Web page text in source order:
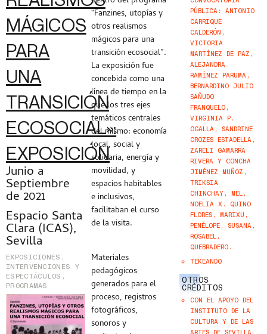
MÁGICOS
PARA
UNA
TRANSICIÓN
ECOSOCIAL»:
EXPOSICIÓN
Junio a
Septiembre
de 2021
Espacio Santa
Clara (ICAS),
Sevilla
EXPOSICIONES,
INTERVENCIONES Y
ESPECTÁCULOS ,
PROGRAMAS
“Fanzines, utopías y
otros realismos
mágicos para una
transición ecosocial”.
La exposición fue
concebida como una
línea de tiempo en la
que los tres ejes
temáticos centrales
del mismo: economía
local, social y
solidaria, energía y
movilidad, y
espacios habitables
e inclusivos,
facilitaban el curso
de la visita.
Materiales
pedagógicos
generados para el
proceso, registros
fotográficos,
sonoros y
PÚBLICA: ANTONIO
CARRIQUE
CALDERÓN,
VICTORIA
MARTÍNEZ DE PAZ,
ALEJANDRA
RAMÍNEZ PARUMA,
BERNARDINO JULIO
SAÑUDO
FRANQUELO,
VIRGINIA P.
OGALLA, SANDRINE
CROZES ESTADELLA,
ZARELI GAMARRA
RIVERA Y CONCHA
JIMÉNEZ MUÑOZ,
TRIKSIA
CHINCHAY, MEL,
NOELIA X. QUINO
FLORES, MARIXU,
PENÉLOPE, SUSANA,
ROSABEL,
QUEBRADERO.
TEKEANDO
OTROS
CRÉDITOS
CON EL APOYO DEL
INSTITUTO DE LA
CULTURA Y DE LAS
ARTES DE SEVILLA